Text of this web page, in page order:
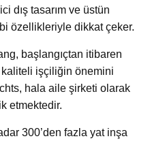
dış tasarım ve üstün
özellikleriyle dikkat çeker.
başlangıçtan itibaren
işçiliğin önemini
hala aile şirketi olarak
etmektedir.
300’den fazla yat inşa